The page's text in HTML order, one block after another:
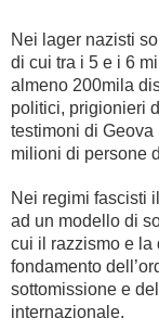
Nei lager nazisti
di cui tra i 5 e i 6
almeno 200mila
politici, prigionieri
testimoni di Geova
milioni di persone
Nei regimi fascisti
ad un modello di
cui il razzismo e
fondamento
sottomissione e
internazionale.